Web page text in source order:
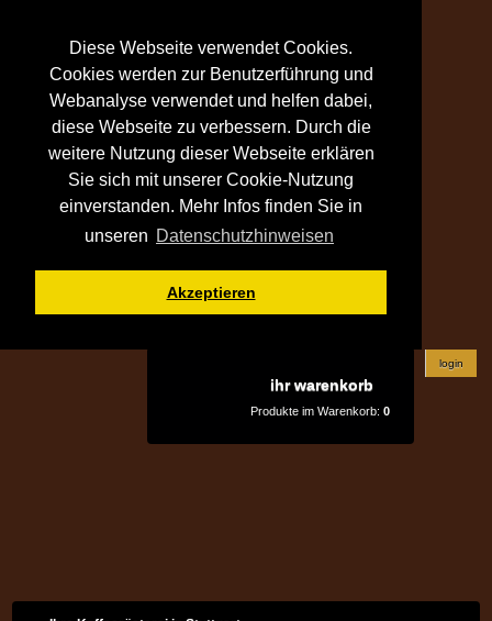
Diese Webseite verwendet Cookies.
Cookies werden zur Benutzerführung und
Webanalyse verwendet und helfen dabei,
diese Webseite zu verbessern. Durch die
weitere Nutzung dieser Webseite erklären
Sie sich mit unserer Cookie-Nutzung
einverstanden. Mehr Infos finden Sie in
unseren Datenschutzhinweisen
Akzeptieren
ihr warenkorb
Produkte im Warenkorb: 0
login